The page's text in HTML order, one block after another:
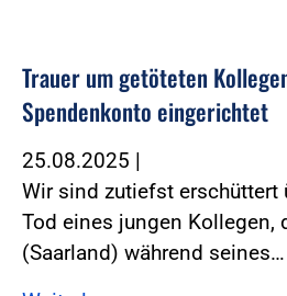
Trauer um getöteten
Spendenkonto eingerichtet
25.08.2025 |
Wir sind zutiefst erschüttert
Tod eines jungen Kollegen,
(Saarland) während seines…